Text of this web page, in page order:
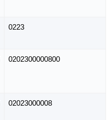
0223
0202300000800
02023000008